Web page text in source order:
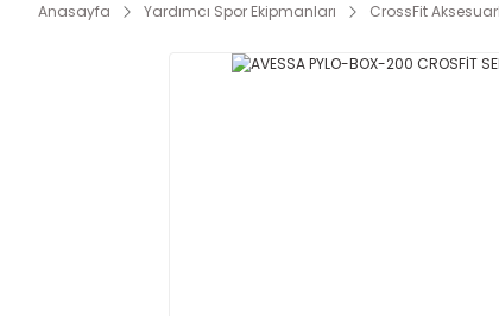
Anasayfa Yardımcı Spor Ekipmanları CrossFit